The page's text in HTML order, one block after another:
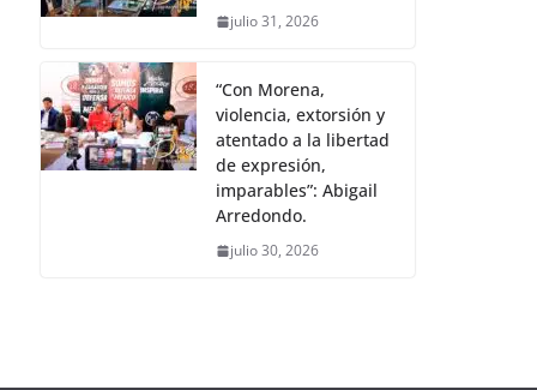
julio 31, 2026
“Con Morena,
violencia, extorsión y
atentado a la libertad
de expresión,
imparables”: Abigail
Arredondo.
julio 30, 2026